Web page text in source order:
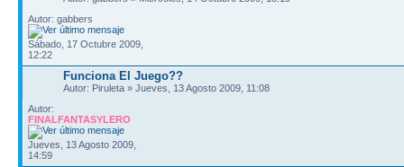
Autor: gabbers
Sábado, 17 Octubre 2009,
12:22
Funciona El Juego??
Autor: Piruleta » Jueves, 13 Agosto 2009, 11:08
Autor:
FINALFANTASYLERO
Jueves, 13 Agosto 2009,
14:59